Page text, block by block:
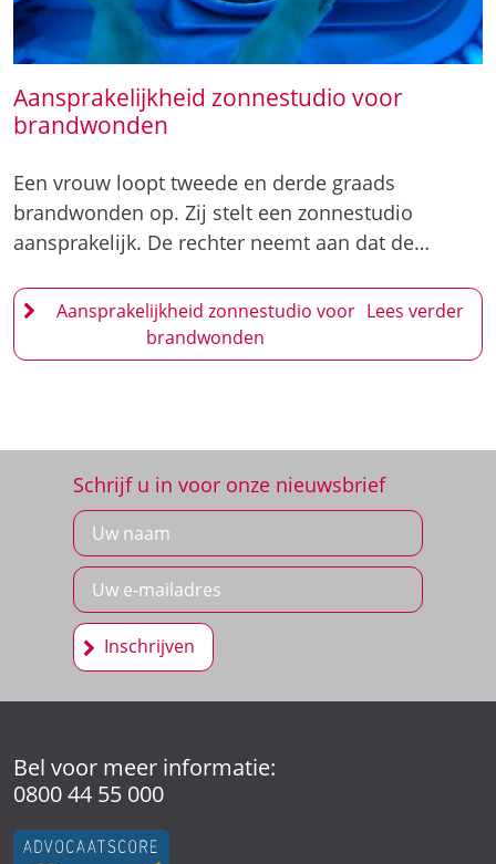
Een vrouw loopt tweede en derde graads
aansprakelijk. De rechter neemt aan dat de…
Aansprakelijkheid zonnestudio voor
brandwonden
Schrijf u in voor onze nieuwsbrief
Inschrijven
Bel voor meer informatie:
0800 44 55 000